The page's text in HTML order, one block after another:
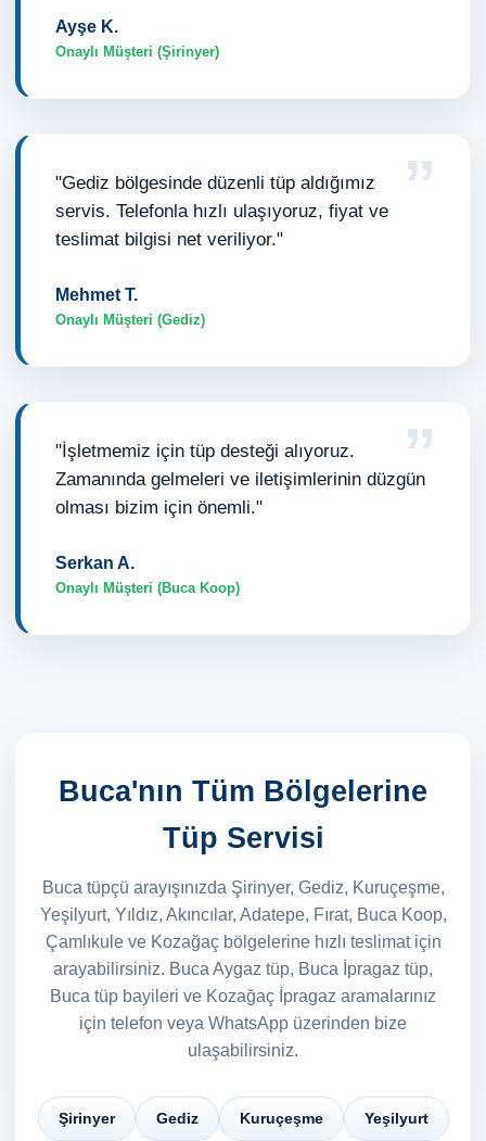
Ayşe K.
Onaylı Müşteri (Şirinyer)
”
"Gediz bölgesinde düzenli tüp aldığımız
servis. Telefonla hızlı ulaşıyoruz, fiyat ve
teslimat bilgisi net veriliyor."
Mehmet T.
Onaylı Müşteri (Gediz)
”
"İşletmemiz için tüp desteği alıyoruz.
Zamanında gelmeleri ve iletişimlerinin düzgün
olması bizim için önemli."
Serkan A.
Onaylı Müşteri (Buca Koop)
Buca'nın Tüm Bölgelerine
Tüp Servisi
Buca tüpçü arayışınızda Şirinyer, Gediz, Kuruçeşme,
Yeşilyurt, Yıldız, Akıncılar, Adatepe, Fırat, Buca Koop,
Çamlıkule ve Kozağaç bölgelerine hızlı teslimat için
arayabilirsiniz. Buca Aygaz tüp, Buca İpragaz tüp,
Buca tüp bayileri ve Kozağaç İpragaz aramalarınız
için telefon veya WhatsApp üzerinden bize
ulaşabilirsiniz.
Şirinyer Gediz Kuruçeşme Yeşilyurt